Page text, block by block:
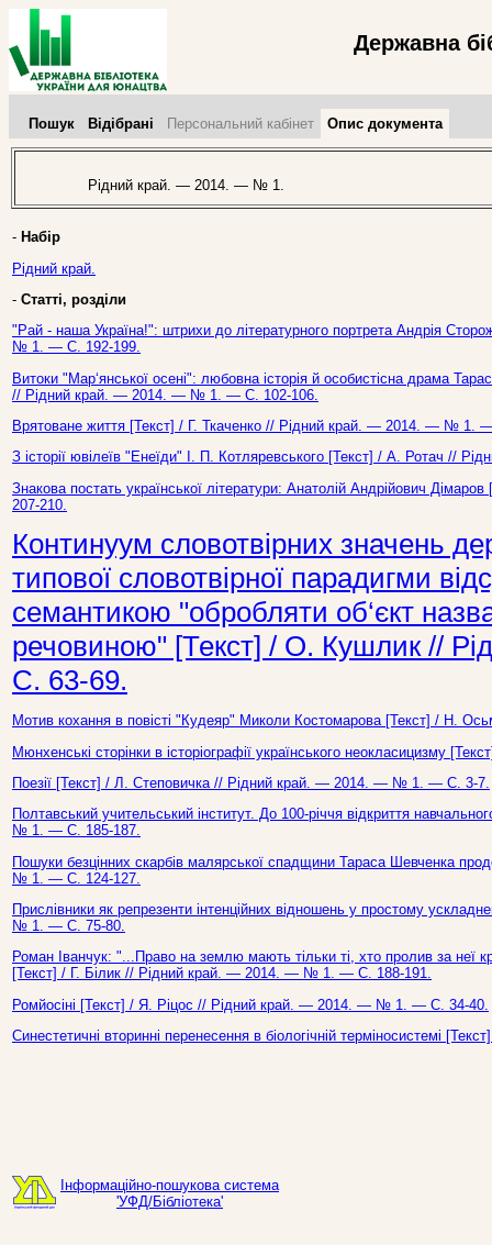
Державна
Пошук Відібрані Персональний кабінет Опис документа
Рідний край. — 2014. — № 1.
- Набір
Рідний край.
- Статті, розділи
"Рай - наша Україна!": штрихи до літературного портрета Андрія
№ 1. — С. 192-199.
Витоки "Мар‘янської осені": любовна історія й особистісна драма
// Рідний край. — 2014. — № 1. — С. 102-106.
Врятоване життя [Текст] / Г. Ткаченко // Рідний край. — 2014. — № 1.
З історії ювілеїв "Енеїди" І. П. Котляревського [Текст] / А. Ротач //
Знакова постать української літератури: Анатолій Андрійович
207-210.
Континуум словотвірних значень
типової словотвірної парадигми
семантикою "обробляти об‘єкт
речовиною" [Текст] / О. Кушлик //
С. 63-69.
Мотив кохання в повісті "Кудеяр" Миколи Костомарова [Текст] /
Мюнхенські сторінки в історіографії українського неокласицизму
Поезії [Текст] / Л. Степовичка // Рідний край. — 2014. — № 1. — С. 3-7.
Полтавський учительський інститут. До 100-річчя відкриття
№ 1. — С. 185-187.
Пошуки безцінних скарбів малярської спадщини Тараса Шевченка
№ 1. — С. 124-127.
Прислівники як репрезенти інтенційних відношень у простому
№ 1. — С. 75-80.
Роман Іванчук: "...Право на землю мають тільки ті, хто пролив за неї
[Текст] / Г. Білик // Рідний край. — 2014. — № 1. — С. 188-191.
Ромйосіні [Текст] / Я. Ріцос // Рідний край. — 2014. — № 1. — С. 34-40.
Синестетичні вторинні перенесення в біологічній терміносистемі
Інформаційно-пошукова система
'УФД/Бібліотека'